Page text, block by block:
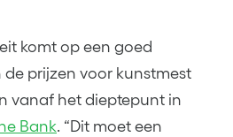
komt op een goed
prijzen voor kunstmest
vanaf het dieptepunt in
Bank. “Dit moet een